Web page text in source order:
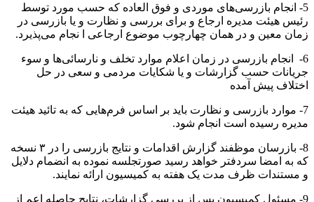
5- انجام بازرسی‌های موردی و فوق العاده که حسب مورد توسط
رئیس هیئت مدیره ارجاع و برای بررسی و نظارت و یا بازرسی در
زمان معین و در همان چهارچوب موضوع ارجاعی ا نجام می‌پذیرد.
6- انجام بازرسی در زمان اعلام موارد تخلف و نارسائی‌ها و سوء
جریانات حسب گزارشات و یا شکایات مردمی و سعی در حل
اختلاف پیش آمده
7- موارد بازرسی و نظارت باید بر اساس فرم‌هایی که به تائید هیئت
مدیره رسیده است انجام شود.
8- بازرسان موظفند گزارش اقدامات و نتایج بازرسی را در ۳ نسخه
که به امضا سردفتر خواهد رسید صورتجلسه نموده به انضمام دلایل
و مستندات ظرف مدت یک هفته به کمیسیون ارائه نمایند.
9- مسئول کمیسیون پس از بررسی گزارشات، نتایج حاصله اعم از